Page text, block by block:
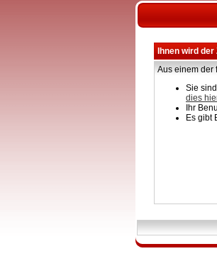
Ihnen wird
Aus einem der
Sie
dies
Ihr
Es gibt